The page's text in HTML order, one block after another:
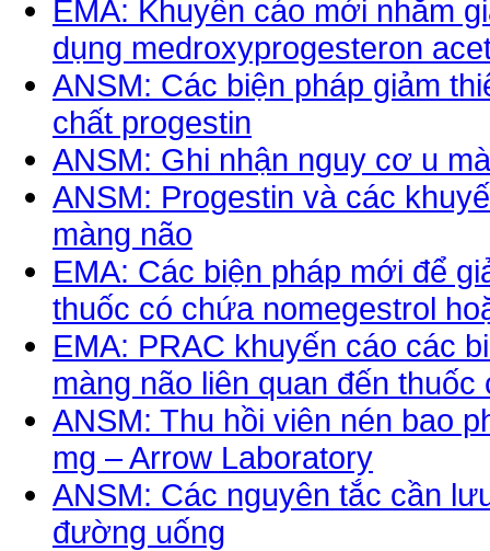
EMA: Khuyến cáo mới nhằm
dụng medroxyprogesteron
ANSM: Các biện pháp giảm
chất progestin
ANSM: Ghi nhận nguy cơ u
ANSM: Progestin và các
màng não
EMA: Các biện pháp mới để
thuốc có chứa nomegestrol
EMA: PRAC khuyến cáo các
màng não liên quan đến
ANSM: Thu hồi viên nén bao
mg – Arrow Laboratory
ANSM: Các nguyên tắc cần
đường uống